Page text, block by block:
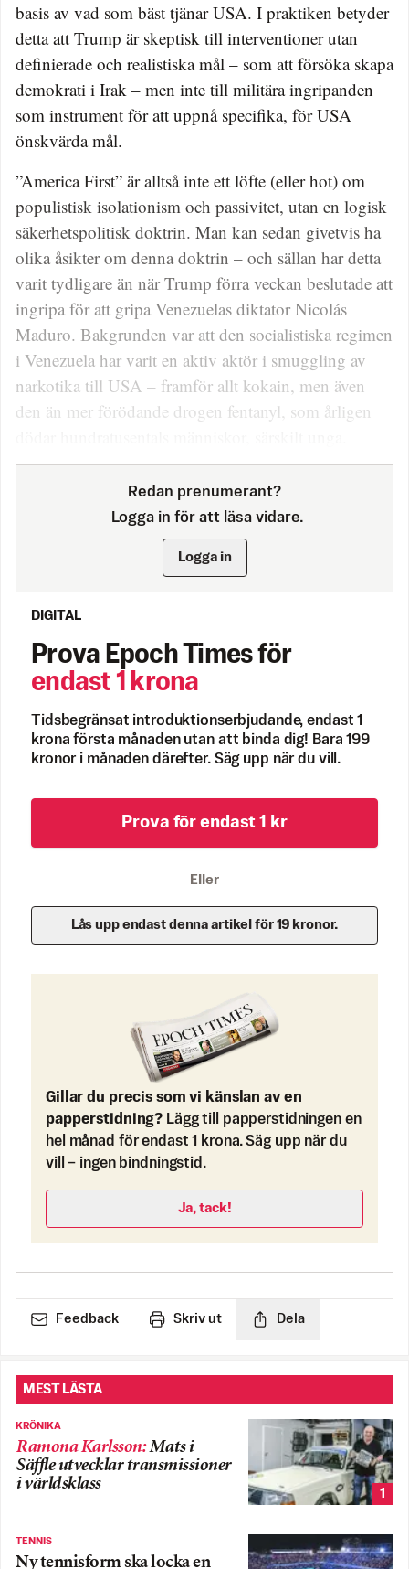
basis av vad som bäst tjänar USA. I praktiken betyder
detta att Trump är skeptisk till interventioner utan
definierade och realistiska mål – som att försöka skapa
demokrati i Irak – men inte till militära ingripanden
som instrument för att uppnå specifika, för USA
önskvärda mål.
”America First” är alltså inte ett löfte (eller hot) om
populistisk isolationism och passivitet, utan en logisk
säkerhetspolitisk doktrin. Man kan sedan givetvis ha
olika åsikter om denna doktrin – och sällan har detta
varit tydligare än när Trump förra veckan beslutade att
ingripa för att gripa Venezuelas diktator Nicolás
Maduro. Bakgrunden var att den socialistiska regimen
i Venezuela har varit en aktiv aktör i smuggling av
narkotika till USA – framför allt kokain, men även
den än mer förödande drogen fentanyl, som årligen
Redan prenumerant?
Logga in för att läsa vidare.
Logga in
DIGITAL
Prova Epoch Times för
endast 1 krona
Tidsbegränsat introduktionserbjudande, endast 1
krona första månaden utan att binda dig! Bara 199
kronor i månaden därefter. Säg upp när du vill.
Prova för endast 1 kr
Eller
Lås upp endast denna artikel för 19 kronor.
Gillar du precis som vi känslan av en
papperstidning? Lägg till papperstidningen en
hel månad för endast 1 krona. Säg upp när du
vill – ingen bindningstid.
Ja, tack!
Feedback Skriv ut Dela
MEST LÄSTA
KRÖNIKA
Ramona Karlsson:Mats i
Säffle utvecklar transmissioner
i världsklass
1
TENNIS
Ny tennisform ska locka en